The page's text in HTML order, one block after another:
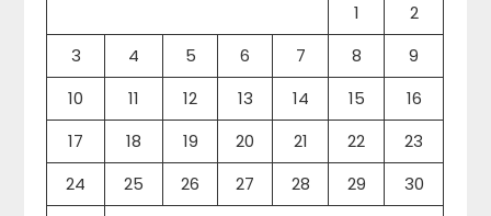
1
2
3
4 5 6 7 8
9
10
11 12 13 14 15
16
17
18 19 20 21 22
23
24
25 26 27 28 29
30